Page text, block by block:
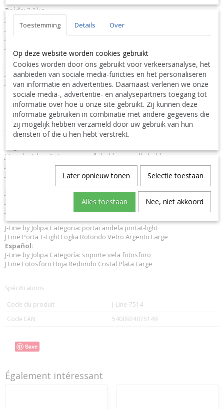
Poids:3,1 kg.
JLine J-Line Code à barres EAN
5400924075149 J-Line 7514 JL-7514
Jolipa 7514 JO7514
Français :
J-Line by Jolipa Photophore Feuille Rond Verre Argent Large
J-Line photophores
Nous livrons aussi à l'étranger. N'hésitez pas à nous contacter
||We ship also abroad. Feel free to contact us|| Wir liefern
auch im Ausland. Bitte kontaktieren Sie uns. TEL: 0032 9 378 24
30 orContact Bcosy 1 CLICK HERE !
J-Line by Jolipa Category: candleholders candle holder
J Line Tealight Holder Leaf Round Glass Silver Large
J-Line tea lights holders
J-Line by Jolipa Kategorie: kerzenhalter windlicht
J Line Teelichthalter Blatt Rund Glas Silber Large
J-Line t lichthalter teelichtleuchter teelichte
Italiano:
J-Line by Jolipa Categoria: portacandela portat-light
J Line Porta T-Light Foglia Rotondo Vetro Argento Large
Español:
J-Line by Jolipa Categoría: soporte vela fotosforo
J Line Fotosforo Hoja Redondo Cristal Plata Large
Spécifications
Code du produit
J-Line-7514
Code EAN
5400924075149
Save
Également intéressant
Toestemming Details Over
Op deze website worden cookies gebruikt
Cookies worden door ons gebruikt voor verkeersanalyse, het
aanbieden van sociale media-functies en het personaliseren
van informatie en advertenties. Daarnaast verlenen we onze
sociale media-, advertentie- en analysepartners toegang tot
informatie over hoe u onze site gebruikt. Zij kunnen deze
informatie gebruiken in combinatie met andere gegevens die
zij mogelijk hebben verzameld door uw gebruik van hun
diensten of die u hen hebt verstrekt.
Later opnieuw tonen Selectie toestaan
Alles toestaan Nee, niet akkoord